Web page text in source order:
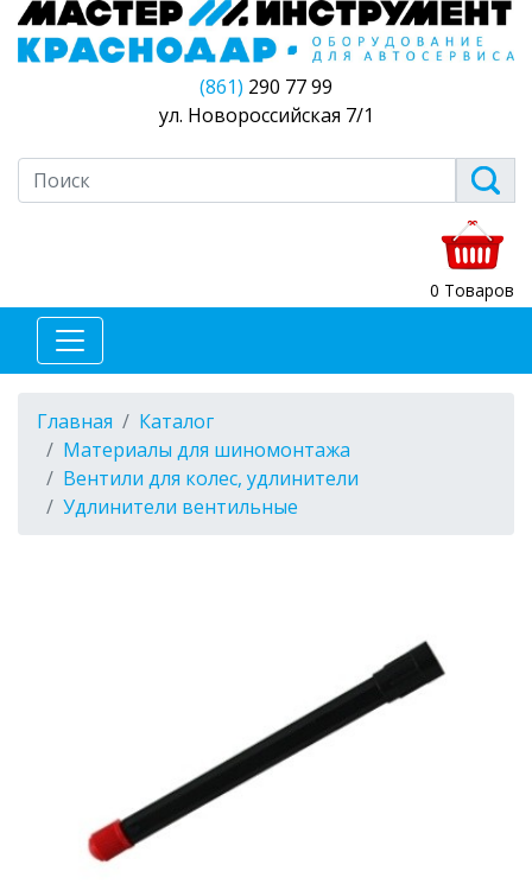
(861) 290 77 99
ул. Новороссийская 7/1
0 Товаров
Главная
Каталог
Материалы для шиномонтажа
Вентили для колес, удлинители
Удлинители вентильные